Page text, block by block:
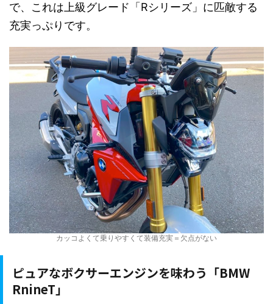
で、これは上級グレード「Rシリーズ」に匹敵する
充実っぷりです。
カッコよくて乗りやすくて装備充実＝欠点がない
ピュアなボクサーエンジンを味わう「BMW
RnineT」